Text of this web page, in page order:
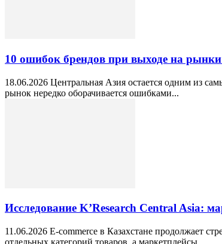
10 ошибок брендов при выходе на рынки
18.06.2026 Центральная Азия остается одним из
рынок нередко оборачивается ошибками...
Исследование K’Research Central Asia:
11.06.2026 E-commerce в Казахстане продолжает
отдельных категорий товаров, а маркетплейсы...